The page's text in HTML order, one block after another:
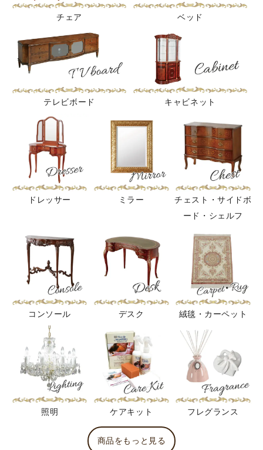
チェア ベッド
テレビボード キャビネット
ドレッサー ミラー
チェスト・サイドボ
ード・シェルフ
コンソール デスク 絨毯・カーペット
照明 ケアキット フレグランス
商品をもっと見る